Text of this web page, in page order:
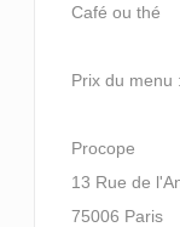
Café ou thé
Prix du menu
Procope
13 Rue de
75006 Paris